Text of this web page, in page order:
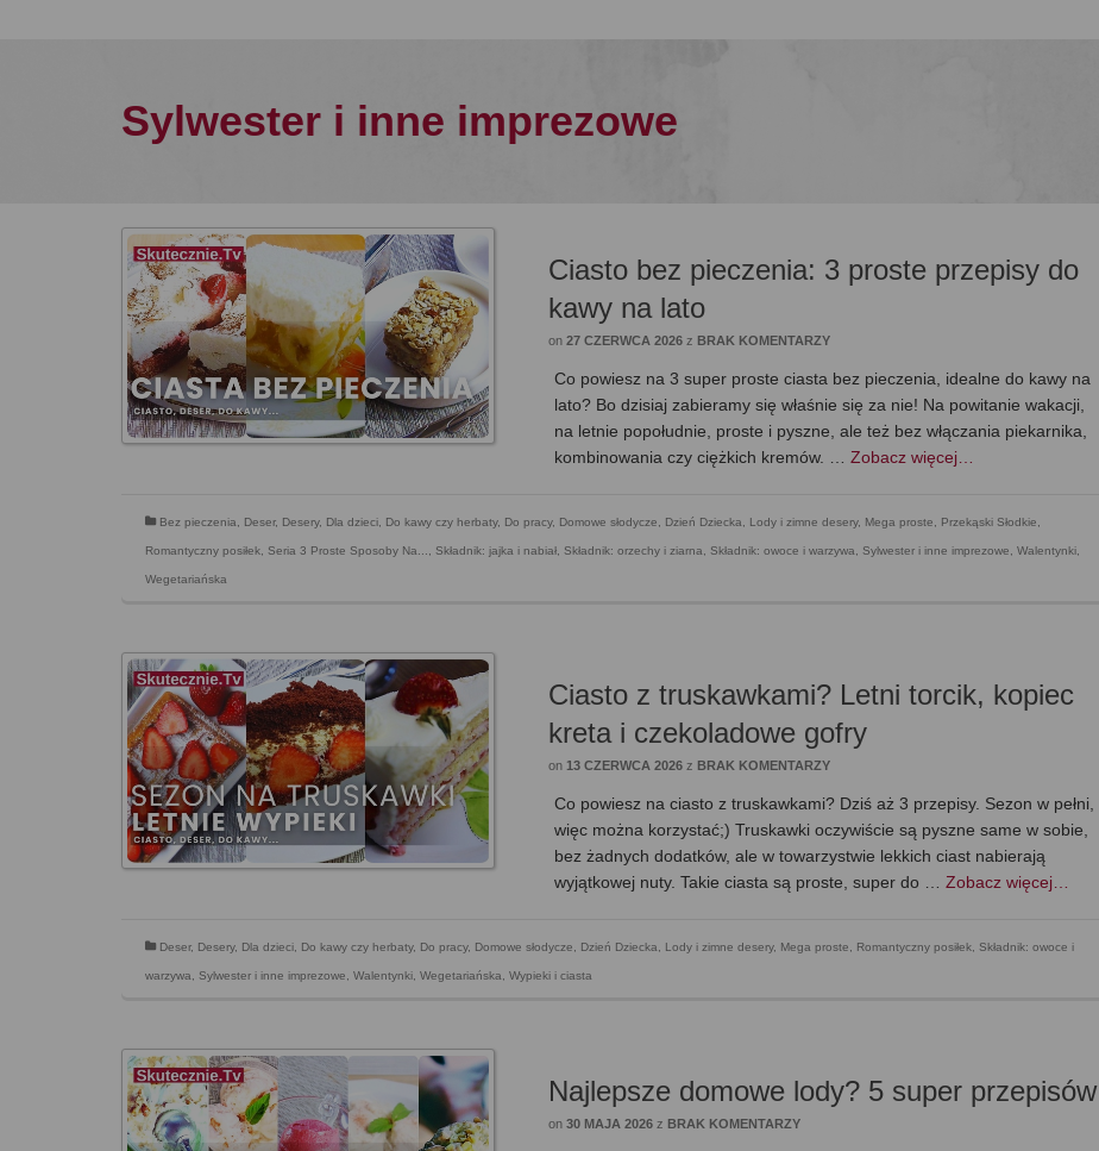
Sylwester i inne imprezowe
Ciasto bez pieczenia: 3 proste przepisy do
kawy na lato
on27 CZERWCA 2026 z BRAK KOMENTARZY
Co powiesz na 3 super proste ciasta bez pieczenia, idealne do kawy na
lato? Bo dzisiaj zabieramy się właśnie się za nie! Na powitanie wakacji,
na letnie popołudnie, proste i pyszne, ale też bez włączania piekarnika,
kombinowania czy ciężkich kremów. …Zobacz więcej…
Bez pieczenia, Deser, Desery, Dla dzieci, Do kawy czy herbaty, Do pracy, Domowe słodycze, Dzień Dziecka, Lody i zimne desery, Mega proste, Przekąski Słodkie,
Romantyczny posiłek, Seria 3 Proste Sposoby Na..., Składnik: jajka i nabiał, Składnik: orzechy i ziarna, Składnik: owoce i warzywa, Sylwester i inne imprezowe, Walentynki,
Wegetariańska
Ciasto z truskawkami? Letni torcik, kopiec
kreta i czekoladowe gofry
on 13 CZERWCA 2026 z BRAK KOMENTARZY
Co powiesz na ciasto z truskawkami? Dziś aż 3 przepisy. Sezon w pełni,
więc można korzystać;) Truskawki oczywiście są pyszne same w sobie,
bez żadnych dodatków, ale w towarzystwie lekkich ciast nabierają
wyjątkowej nuty. Takie ciasta są proste, super do …Zobacz więcej…
Deser, Desery, Dla dzieci, Do kawy czy herbaty, Do pracy, Domowe słodycze, Dzień Dziecka, Lody i zimne desery, Mega proste, Romantyczny posiłek, Składnik: owoce i
warzywa, Sylwester i inne imprezowe, Walentynki, Wegetariańska, Wypieki i ciasta
Najlepsze domowe lody? 5 super przepisów
on30 MAJA 2026 z BRAK KOMENTARZY